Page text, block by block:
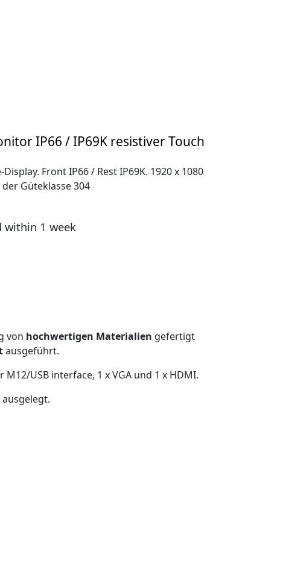
IP66 / IP69K resistiver Touch
Front IP66 / Rest IP69K. 1920 x 1080
Güteklasse 304
within 1 week
von hochwertigen Materialien gefertigt
ausgeführt.
USB interface, 1 x VGA und 1 x HDMI.